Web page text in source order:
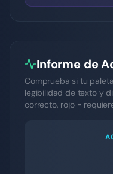
Informe de
Comprueba si tu
legibilidad de texto y
correcto, rojo =